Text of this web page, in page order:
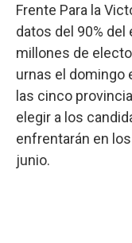
Frente Para la
datos del 90%
millones de
urnas el domingo
las cinco
elegir a los
enfrentarán en
junio.